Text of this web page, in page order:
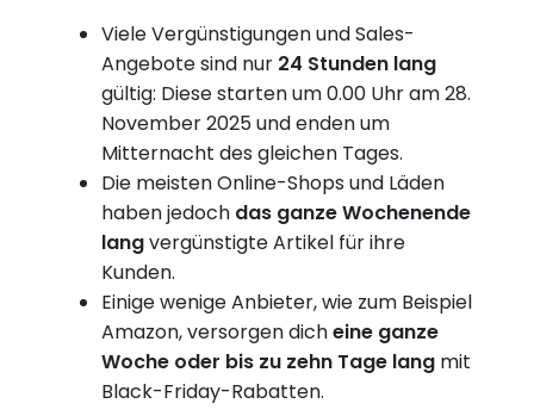
Viele Vergünstigungen und Sales-
Angebote sind nur 24 Stunden lang
gültig: Diese starten um 0.00 Uhr am 28.
November 2025 und enden um
Mitternacht des gleichen Tages.
Die meisten Online-Shops und Läden
haben jedoch das ganze Wochenende
langvergünstigte Artikel für ihre
Kunden.
Einige wenige Anbieter, wie zum Beispiel
Amazon, versorgen dicheine ganze
Woche oder bis zu zehn Tage lang mit
Black-Friday-Rabatten.